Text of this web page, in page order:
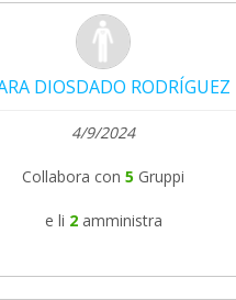
DIOSDADO RODRÍGUEZ
4/9/2024
Collabora con 5 Gruppi
e li 2 amministra